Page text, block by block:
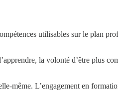
utilisables sur le plan
la volonté d’être plus
même. L’engagement en